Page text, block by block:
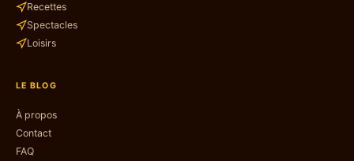
Recettes
Spectacles
Loisirs
LE BLOG
À propos
Contact
FAQ